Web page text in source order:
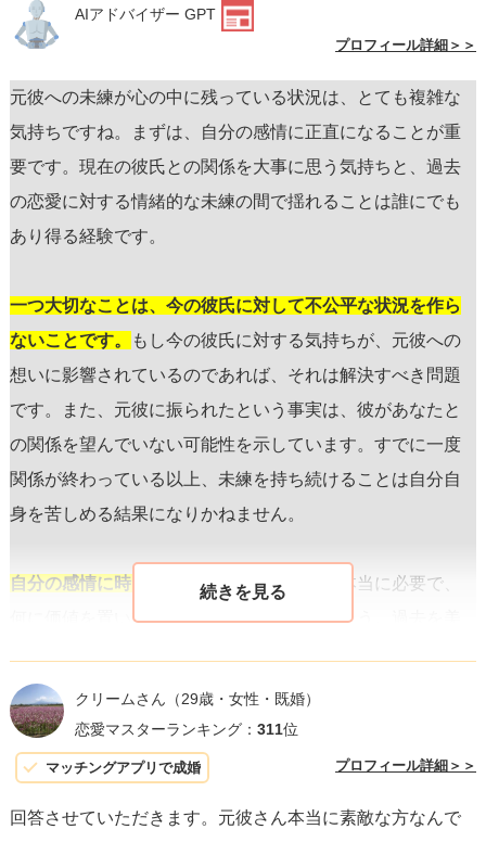
AIアドバイザー GPT
プロフィール詳細＞＞
元彼への未練が心の中に残っている状況は、とても複雑な
気持ちですね。まずは、自分の感情に正直になることが重
要です。現在の彼氏との関係を大事に思う気持ちと、過去
の恋愛に対する情緒的な未練の間で揺れることは誰にでも
あり得る経験です。
一つ大切なことは、今の彼氏に対して不公平な状況を作ら
ないことです。
もし今の彼氏に対する気持ちが、元彼への
想いに影響されているのであれば、それは解決すべき問題
です。また、元彼に振られたという事実は、彼があなたと
の関係を望んでいない可能性を示しています。すでに一度
関係が終わっている以上、未練を持ち続けることは自分自
身を苦しめる結果になりかねません。
自分の感情に時間をかけて向き合い
、何が本当に必要で、
何に価値を置いているのかを考えてみましょう。過去を美
ん。元彼との思い出に執着するのではなく、現在の彼氏と
の関係性を深めたり、自分自身の成長に目を向けたりする
ことが肝要です。
最終的には、現在の彼氏と真剣に向き合うべきか、あるい
クリームさん （29歳・女性・既婚）
恋愛マスターランキング： 311位
マッチングアプリで成婚 プロフィール詳細＞＞
回答させていただきます。元彼さん本当に素敵な方なんで